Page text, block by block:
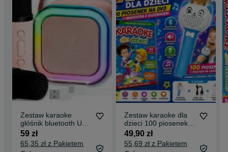
Pasmo przenoszenia: 100 Hz – 20 kHz
Wiek dziecka: od 3 lat
Waga z opakowaniem: około 0,5 kg
Poniżej zamieszczamy listę utworów, które otrzymają Państwo do
pobrania.
1. Była sobie żabka mała
2. Były sobie kurki trzy
3. Chodzi lisek koło drogi
5. Dostał Jacek elementarz
6. Dwa malutkie misie
Zestaw karaoke
głóśnik bluetooth USB
MIKROFON+
Aplikacja do
śpiewania
59 zł
65,35 zł z Pakietem
Zestaw karaoke dla
dzieci 100 piosenek
DVD + mikrofon
Bluetooth Niebieski
Kotek
49,90 zł
55,69 zł z Pakietem